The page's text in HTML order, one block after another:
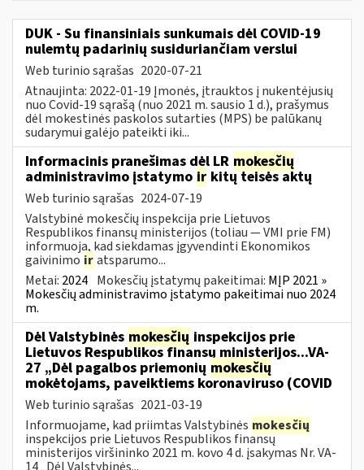
DUK - Su finansiniais sunkumais dėl COVID-19
nulemtų padarinių susiduriančiam verslui
Web turinio sąrašas 2020-07-21
Atnaujinta: 2022-01-19 Įmonės, įtrauktos į nukentėjusių
nuo Covid-19 sąrašą (nuo 2021 m. sausio 1 d.), prašymus
dėl mokestinės paskolos sutarties (MPS) be palūkanų
sudarymui galėjo pateikti iki...
Informacinis pranešimas dėl LR mokesčių
administravimo įstatymo ir kitų teisės aktų
Web turinio sąrašas 2024-07-19
Valstybinė mokesčių inspekcija prie Lietuvos
Respublikos finansų ministerijos (toliau — VMI prie FM)
informuoja, kad siekdamas įgyvendinti Ekonomikos
gaivinimo iratsparumo...
Metai: 2024 Mokesčių įstatymų pakeitimai: MĮP 2021 »
Mokesčių administravimo įstatymo pakeitimai nuo 2024
m.
Dėl Valstybinės mokesčių inspekcijos prie
Lietuvos Respublikos finansų ministerijos...VA-
27 „Dėl pagalbos priemonių mokesčių
mokėtojams, paveiktiems koronaviruso (COVID
Web turinio sąrašas 2021-03-19
Informuojame, kad priimtas Valstybinės mokesčių
inspekcijos prie Lietuvos Respublikos finansų
ministerijos viršininko 2021 m. kovo 4 d. įsakymas Nr. VA-
14 „Dėl Valstybinės...